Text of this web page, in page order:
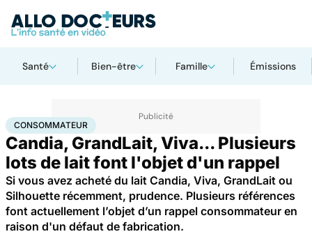
Santé Bien-être Famille Émissions
AccueilSantéConsommateur
CONSOMMATEUR
Candia, GrandLait, Viva... Plusieurs
lots de lait font l'objet d'un rappel
Si vous avez acheté du lait Candia, Viva, GrandLait ou
Silhouette récemment, prudence. Plusieurs références
font actuellement l’objet d’un rappel consommateur en
raison d'un défaut de fabrication.